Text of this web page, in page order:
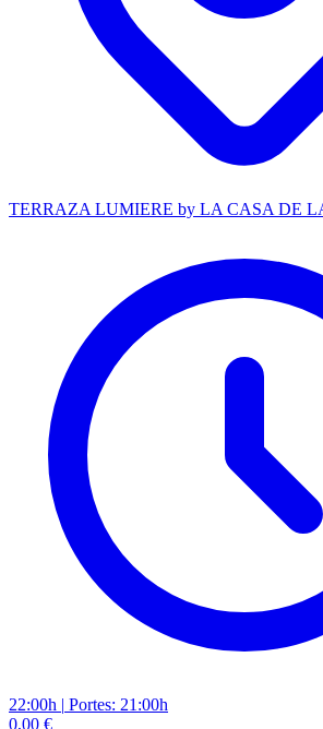
TERRAZA LUMIERE by LA CASA DE
22:00h | Portes: 21:00h
0,00 €